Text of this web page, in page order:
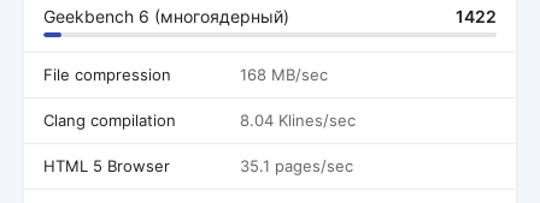
Geekbench 6 (многоядерный) 1422
File compression 168 MB/sec
Clang compilation 8.04 Klines/sec
HTML 5 Browser 35.1 pages/sec